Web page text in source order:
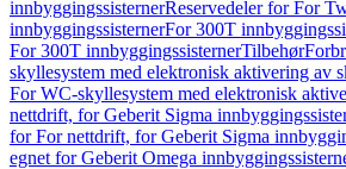
innbyggingssisternerReservedeler for For
innbyggingssisternerFor 300T
For 300T innbyggingssisternerTilbehør
skyllesystem med elektronisk aktivering av
For WC-skyllesystem med elektronisk
nettdrift, for Geberit Sigma
for For nettdrift, for Geberit Sigma
egnet for Geberit Omega